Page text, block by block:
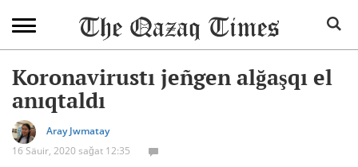
Koronavirustı jeñgen alğaşqı el
anıqtaldı
Aray Jwmatay
16 Säuir, 2020 sağat 12:35